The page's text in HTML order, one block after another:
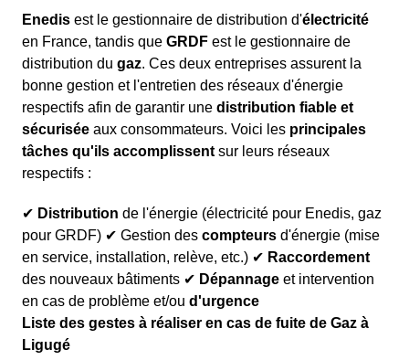
Enedis est le gestionnaire de distribution d'électricité
en France, tandis que GRDF est le gestionnaire de
distribution du gaz. Ces deux entreprises assurent la
bonne gestion et l'entretien des réseaux d'énergie
respectifs afin de garantir une distribution fiable et
sécurisée aux consommateurs. Voici les principales
tâches qu'ils accomplissent sur leurs réseaux
respectifs :
✔ Distribution de l'énergie (électricité pour Enedis, gaz
pour GRDF) ✔ Gestion des compteurs d'énergie (mise
en service, installation, relève, etc.) ✔ Raccordement
des nouveaux bâtiments ✔ Dépannage et intervention
en cas de problème et/ou d'urgence
Liste des gestes à réaliser en cas de fuite de Gaz à
Ligugé